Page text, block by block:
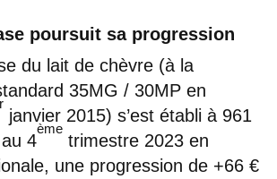
poursuit sa progression
du lait de chèvre (à la
35MG / 30MP en
janvier 2015) s’est établi à 961
4
ème
trimestre 2023 en
une progression de +66 €